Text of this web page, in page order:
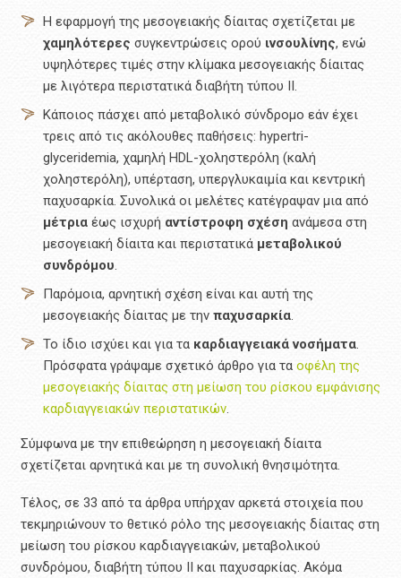
Η εφαρμογή της μεσογειακής δίαιτας σχετίζεται με
χαμηλότερες συγκεντρώσεις ορού ινσουλίνης, ενώ
υψηλότερες τιμές στην κλίμακα μεσογειακής δίαιτας
με λιγότερα περιστατικά διαβήτη τύπου ΙΙ.
Κάποιος πάσχει από μεταβολικό σύνδρομο εάν έχει
τρεις από τις ακόλουθες παθήσεις: hypertri-
glyceridemia, χαμηλή HDL-χοληστερόλη (καλή
χοληστερόλη), υπέρταση, υπεργλυκαιμία και κεντρική
παχυσαρκία. Συνολικά οι μελέτες κατέγραψαν μια από
μέτριαέως ισχυρή αντίστροφη σχέση ανάμεσα στη
μεσογειακή δίαιτα και περιστατικά μεταβολικού
συνδρόμου.
Παρόμοια, αρνητική σχέση είναι και αυτή της
μεσογειακής δίαιτας με την παχυσαρκία.
Το ίδιο ισχύει και για τα καρδιαγγειακά νοσήματα.
Πρόσφατα γράψαμε σχετικό άρθρο για τα οφέλη της
μεσογειακής δίαιτας στη μείωση του ρίσκου εμφάνισης
καρδιαγγειακών περιστατικών.
Σύμφωνα με την επιθεώρηση η μεσογειακή δίαιτα
σχετίζεται αρνητικά και με τη συνολική θνησιμότητα.
Τέλος, σε 33 από τα άρθρα υπήρχαν αρκετά στοιχεία που
τεκμηριώνουν το θετικό ρόλο της μεσογειακής δίαιτας στη
μείωση του ρίσκου καρδιαγγειακών, μεταβολικού
συνδρόμου, διαβήτη τύπου ΙΙ και παχυσαρκίας. Ακόμα